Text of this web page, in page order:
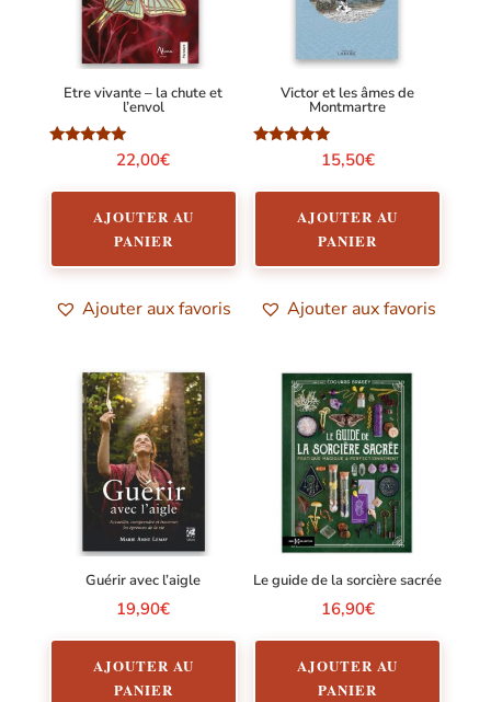
Etre vivante – la chute et
l’envol
22,00€
AJOUTER AU
PANIER
Ajouter aux favoris
Victor et les âmes de
Montmartre
15,50€
AJOUTER AU
PANIER
Ajouter aux favoris
Guérir avec l’aigle
19,90€
AJOUTER AU
PANIER
Le guide de la sorcière sacrée
16,90€
AJOUTER AU
PANIER